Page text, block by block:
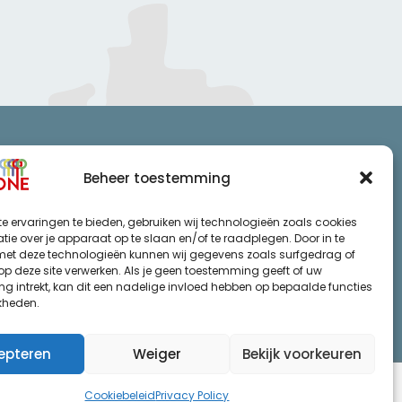
Beheer toestemming
ervaringen te bieden, gebruiken wij technologieën zoals cookies
over je apparaat op te slaan en/of te raadplegen. Door in te
deze technologieën kunnen wij gegevens zoals surfgedrag of
deze site verwerken. Als je geen toestemming geeft of uw
intrekt, kan dit een nadelige invloed hebben op bepaalde functies
Weiger Bekijk voorkeuren
CookiebeleidPrivacy Policy
voorwaarden